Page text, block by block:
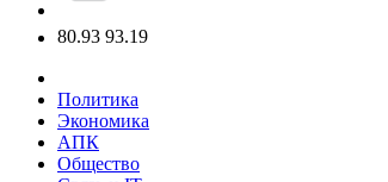
80.93 93.19
Политика
Экономика
АПК
Общество